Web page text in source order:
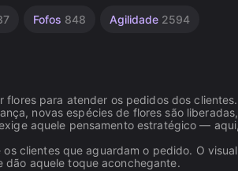
Fofos 848 Agilidade 2594
para atender os pedidos dos
novas espécies de flores são liberadas,
aquele pensamento estratégico — aqui,
clientes que aguardam o pedido. O
dão aquele toque aconchegante.